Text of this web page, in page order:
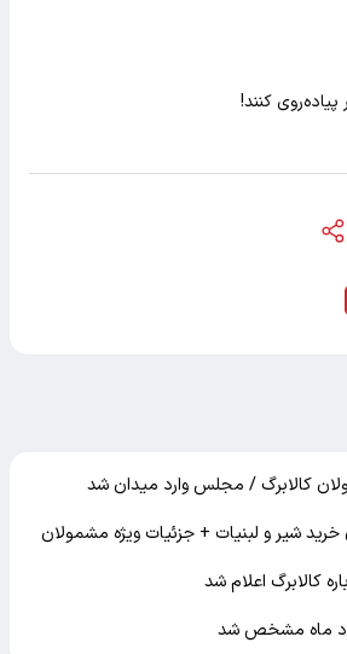
کنند!
کالابرگ / مجلس وارد میدان شد
شیر و لبنیات + جزئیات ویژه مشمولان
کالابرگ اعلام شد
ماه مشخص شد